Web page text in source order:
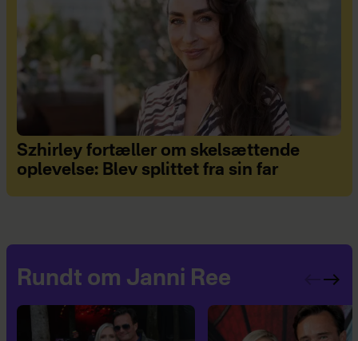
Szhirley fortæller om skelsættende
oplevelse: Blev splittet fra sin far
Rundt om Janni Ree